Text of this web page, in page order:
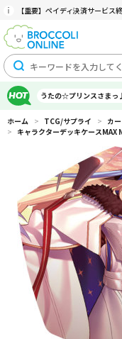
【重要】ペイディ決済サービス
うたの☆プリンスさま
ホーム > TCG/サプライ > カ
> キャラクターデッキケース